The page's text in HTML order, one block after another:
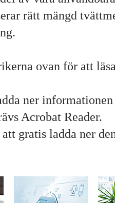
rätt mängd
ovan för att
ner
Acrobat Reader.
gratis ladda ner